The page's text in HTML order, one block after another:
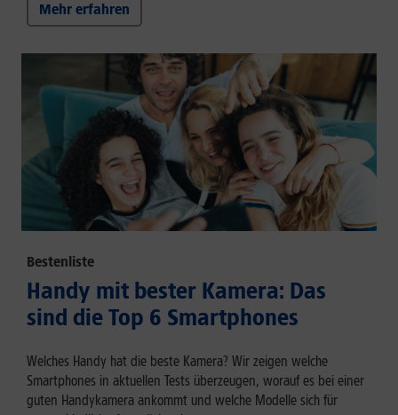
Mehr erfahren
Bestenliste
Handy mit bester Kamera: Das
sind die Top 6 Smartphones
Welches Handy hat die beste Kamera? Wir zeigen welche
Smartphones in aktuellen Tests überzeugen, worauf es bei einer
guten Handykamera ankommt und welche Modelle sich für